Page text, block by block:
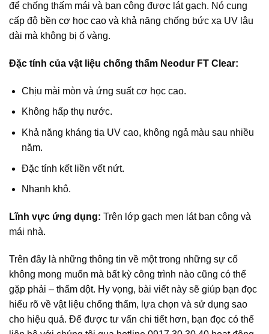
để chống thấm mái và ban công được lát gạch. Nó cung
cấp độ bền cơ học cao và khả năng chống bức xạ UV lâu
dài mà không bị ố vàng.
Đặc tính của vật liệu chống thấm Neodur FT Clear:
Chịu mài mòn và ứng suất cơ học cao.
Không hấp thụ nước.
Khả năng kháng tia UV cao, không ngả màu sau nhiều
năm.
Đặc tính kết liền vết nứt.
Nhanh khô.
Lĩnh vực ứng dụng: Trên lớp gạch men lát ban công và
mái nhà.
Trên đây là những thông tin về một trong những sự cố
không mong muốn mà bất kỳ công trình nào cũng có thể
gặp phải – thấm dột. Hy vọng, bài viết này sẽ giúp bạn đọc
hiểu rõ về vật liệu chống thấm, lựa chọn và sử dụng sao
cho hiệu quả. Để được tư vấn chi tiết hơn, bạn đọc có thể